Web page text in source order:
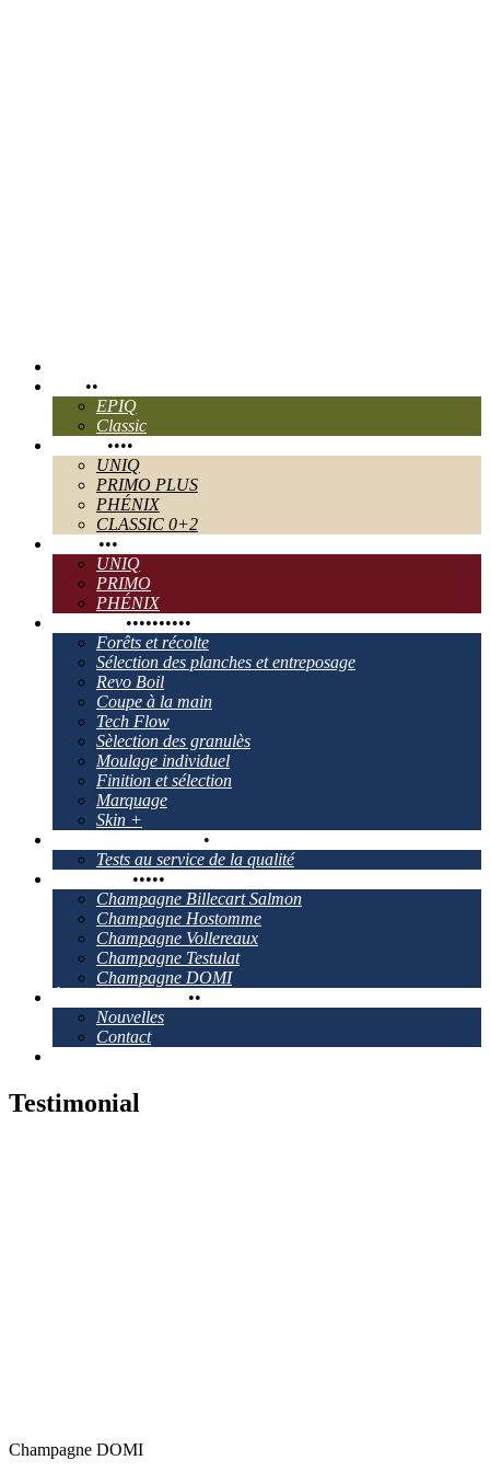
••
EPIQ
Classic
••••
UNIQ
PRIMO PLUS
PHÉNIX
CLASSIC 0+2
•••
UNIQ
PRIMO
PHÉNIX
••••••••••
Forêts et récolte
Sélection des planches et entreposage
Revo Boil
Coupe à la main
Tech Flow
Sèlection des granulès
Moulage individuel
Finition et sélection
Marquage
Skin +
•
Tests au service de la qualité
•••••
Champagne Billecart Salmon
Champagne Hostomme
Champagne Vollereaux
Champagne Testulat
Champagne DOMI
••
Nouvelles
Contact
Testimonial
Champagne DOMI